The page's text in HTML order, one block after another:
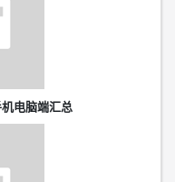
电脑端汇总